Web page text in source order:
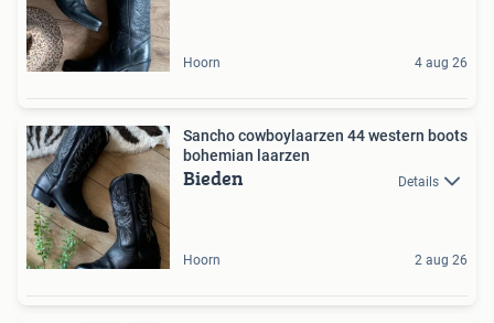
Hoorn 4 aug 26
Sancho cowboylaarzen 44 western boots
bohemian laarzen
Bieden Details
Hoorn 2 aug 26